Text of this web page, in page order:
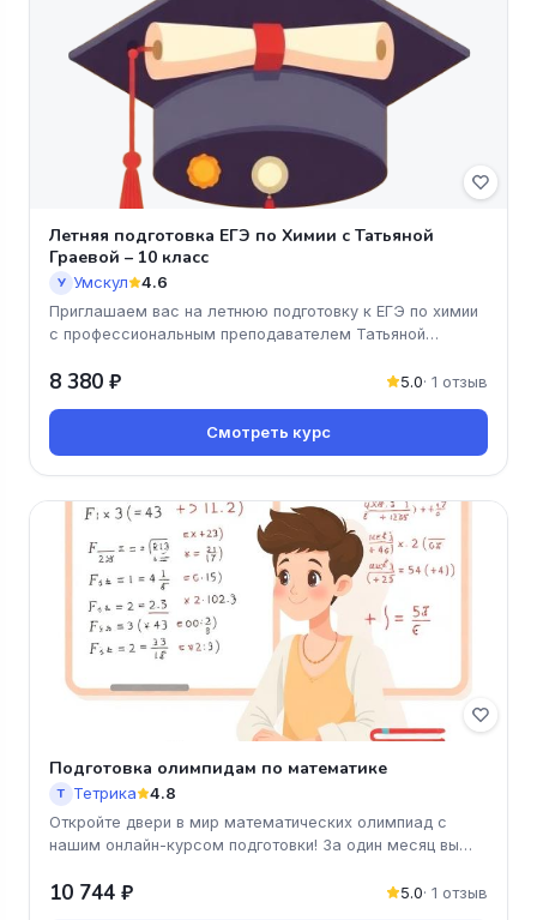
Летняя подготовка ЕГЭ по Химии с Татьяной
Граевой – 10 класс
У Умскул 4.6
Приглашаем вас на летнюю подготовку к ЕГЭ по химии
с профессиональным преподавателем Татьяной
8 380 ₽ 5.0· 1 отзыв
Смотреть курс
Подготовка олимпидам по математике
Т Тетрика 4.8
Откройте двери в мир математических олимпиад с
нашим онлайн-курсом подготовки! За один месяц вы
10 744 ₽ 5.0· 1 отзыв